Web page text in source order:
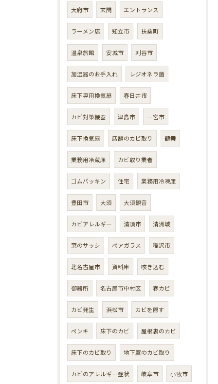
大府市 玄関 エントランス
ラーメン店 知立市 扶桑町
温泉旅館 安城市 刈谷市
加湿器のお手入れ レジオネラ菌
床下専用換気扇 春日井市
カビ対策機器 津島市 一宮市
床下換気扇 店舗のカビ取り 鶴舞
業務用冷蔵庫 カビ取り業者
ゴムパッキン 住宅 業務用冷凍庫
豊田市 大須 大須観音
カビアレルギー 清須市 清洲城
窓のサッシ ペアガラス 稲沢市
北名古屋市 資料庫 咳き込む
御器所 名古屋市中村区 春カビ
カビ発生 浜松市 カビを隠す
ペンキ 床下のカビ 屋根裏のカビ
床下のカビ取り 地下室のカビ取り
カビのアレルギー症状 岐阜市 小牧市